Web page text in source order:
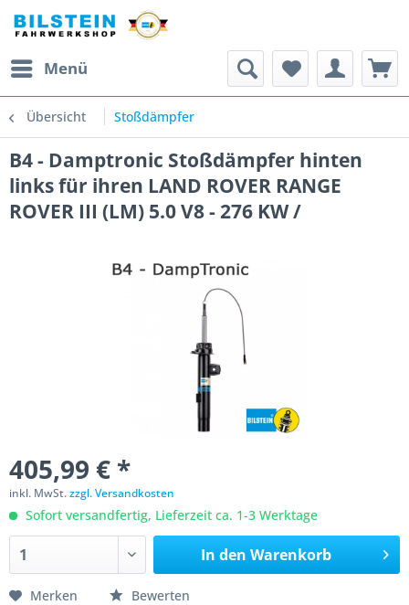
Menü
Übersicht Stoßdämpfer
B4 - Damptronic Stoßdämpfer hinten
links für ihren LAND ROVER RANGE
ROVER III (LM) 5.0 V8 - 276 KW /
405,99 € *
inkl. MwSt.zzgl. Versandkosten
Sofort versandfertig, Lieferzeit ca. 1-3 Werktage
In den Warenkorb
Merken Bewerten